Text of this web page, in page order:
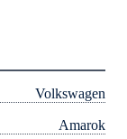
Volkswagen
Amarok